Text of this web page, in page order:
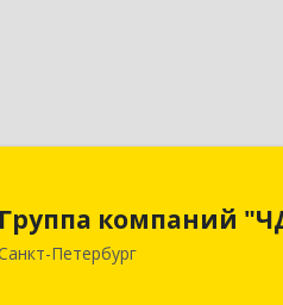
Группа компаний
Петербург
191119, Санкт-Петербург г,
муниципальный округ